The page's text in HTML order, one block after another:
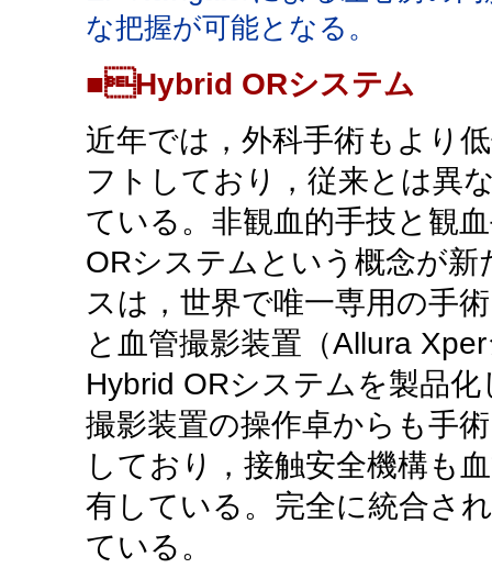
な把握が可能となる。
■Hybrid ORシステム
近年では，外科手術もより
フトしており，従来とは異
ている。非観血的手技と観
ORシステムという概念が新
スは，世界で唯一専用の手
と血管撮影装置（Allura
Hybrid ORシステムを製品
撮影装置の操作卓からも手
しており，接触安全機構も
有している。完全に統合さ
ている。